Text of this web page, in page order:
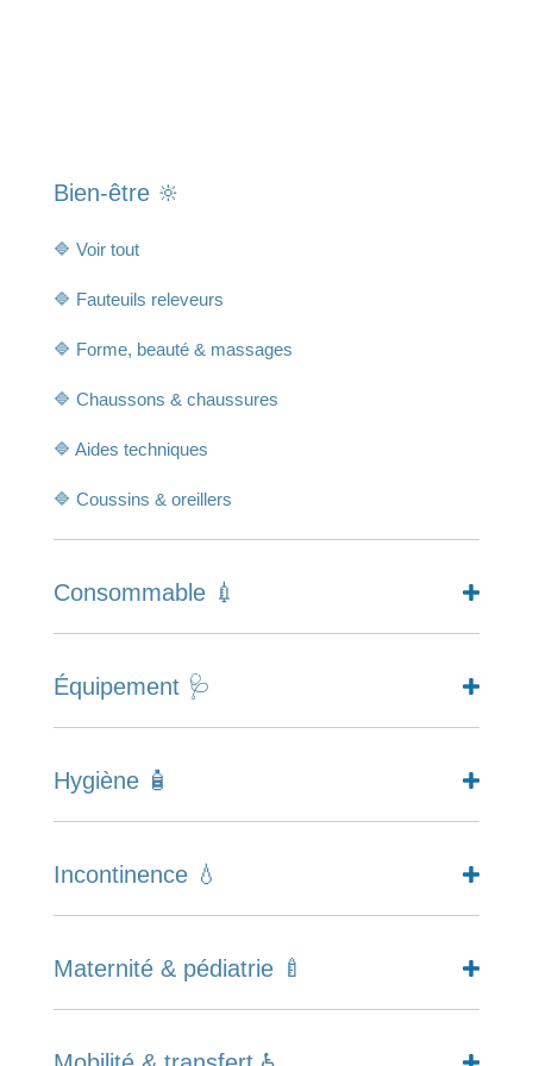
Bien-être 🔆
🔷 Voir tout
🔷 Fauteuils releveurs
🔷 Forme, beauté & massages
🔷 Chaussons & chaussures
🔷 Aides techniques
🔷 Coussins & oreillers
Consommable 💉
Équipement 🩺
Hygiène 🧴
Incontinence 💧
Maternité & pédiatrie 🍼